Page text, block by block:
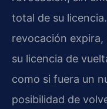
total de su
revocación
su licencia de
como si fuera un
posibilidad de